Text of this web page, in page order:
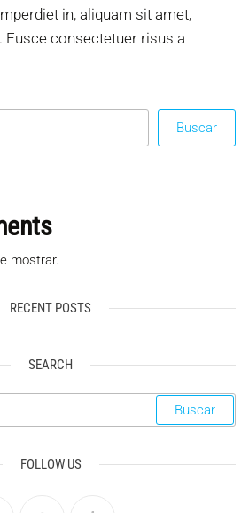
in, aliquam sit amet,
Fusce consectetuer risus a
Buscar
mostrar.
RECENT POSTS
SEARCH
FOLLOW US